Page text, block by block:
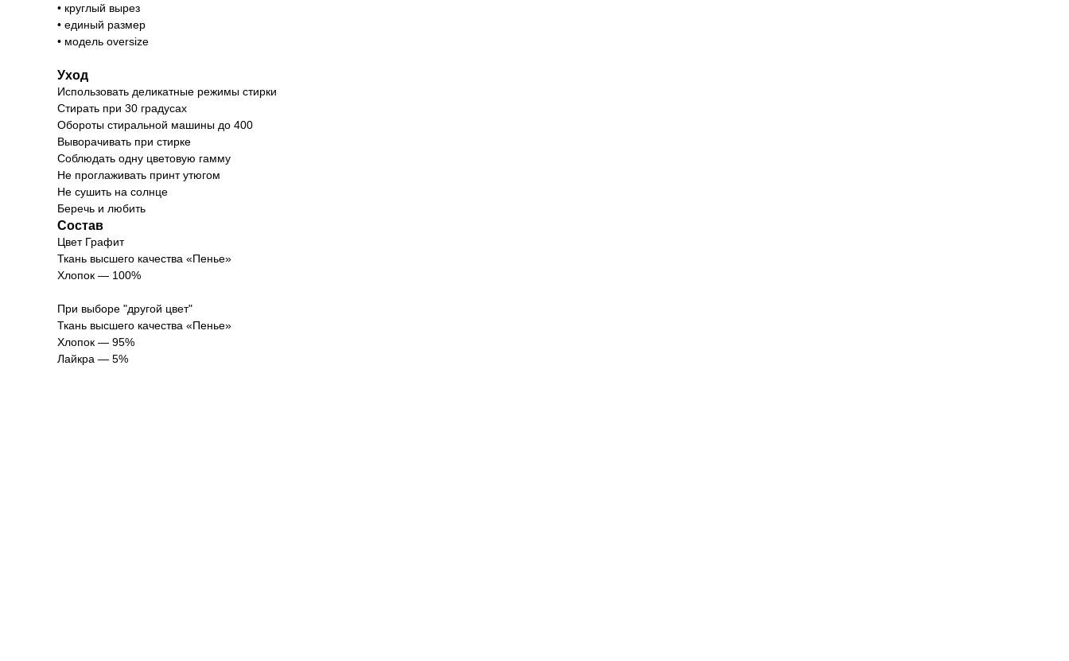
• круглый вырез
• единый размер
• модель oversize
Уход
Использовать деликатные режимы стирки
Стирать при 30 градусах
Обороты стиральной машины до 400
Выворачивать при стирке
Соблюдать одну цветовую гамму
Не проглаживать принт утюгом
Не сушить на солнце
Беречь и любить
Состав
Цвет Графит
Ткань высшего качества «Пенье»
Хлопок — 100%
При выборе "другой цвет"
Ткань высшего качества «Пенье»
Хлопок — 95%
Лайкра — 5%